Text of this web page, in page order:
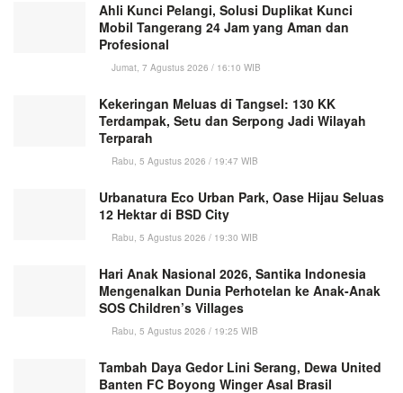
Ahli Kunci Pelangi, Solusi Duplikat Kunci
Mobil Tangerang 24 Jam yang Aman dan
Profesional
Jumat, 7 Agustus 2026 / 16:10 WIB
Kekeringan Meluas di Tangsel: 130 KK
Terdampak, Setu dan Serpong Jadi Wilayah
Terparah
Rabu, 5 Agustus 2026 / 19:47 WIB
Urbanatura Eco Urban Park, Oase Hijau Seluas
12 Hektar di BSD City
Rabu, 5 Agustus 2026 / 19:30 WIB
Hari Anak Nasional 2026, Santika Indonesia
Mengenalkan Dunia Perhotelan ke Anak-Anak
SOS Children’s Villages
Rabu, 5 Agustus 2026 / 19:25 WIB
Tambah Daya Gedor Lini Serang, Dewa United
Banten FC Boyong Winger Asal Brasil